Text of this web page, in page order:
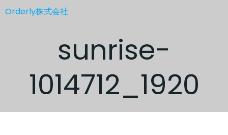
ン
ス
キ
プ
Orderly株式会社
sunrise-
1014712_1920